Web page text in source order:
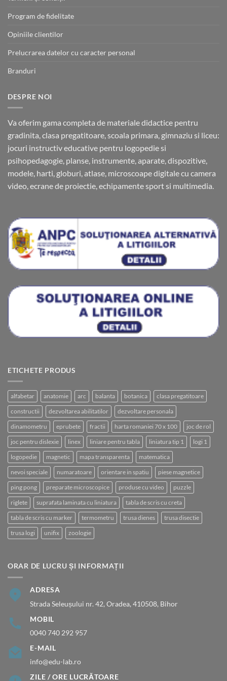
Program de fidelitate
Opiniile clientilor
Prelucrarea datelor cu caracter personal
Branduri
DESPRE NOI
Va oferim gama completa de materiale didactice pentru
gradinita, clasa pregatitoare, scoala primara, gimnaziu si liceu:
jocuri instructiv educative pentru logopedie si
psihopedagogie, planse, instrumente, aparate, dispozitive,
modele, harti, globuri, atlase, microscoape digitale cu camera
video, ecrane de proiectie, echipamente sport si multimedia.
ETICHETE PRODUS
alfabetar anatomie arc balanta botanica clasa pregatitoare
constructii dezvoltarea abilitatilor dezvoltare personala
dinamometru eprubete fractii harta romaniei 70 x 100 joc de rol
joc pentru dislexie linex liniare pentru tabla liniatura tip 1 logi 1
logopedie magnetic mapa transparenta matematica
nevoi speciale numaratoare orientare in spatiu piese magnetice
ping pong preparate microscopice produse cu video puzzle
riglete suprafata laminata cu liniatura tabla de scris cu creta
tabla de scris cu marker termometru trusa dienes trusa disectie
trusa logi unifix zoologie
ORAR DE LUCRU ȘI INFORMAȚII
ADRESA
Strada Seleușului nr. 42, Oradea, 410508, Bihor
MOBIL
0040 740 292 957
E-MAIL
info@edu-lab.ro
ZILE / ORE LUCRĂTOARE